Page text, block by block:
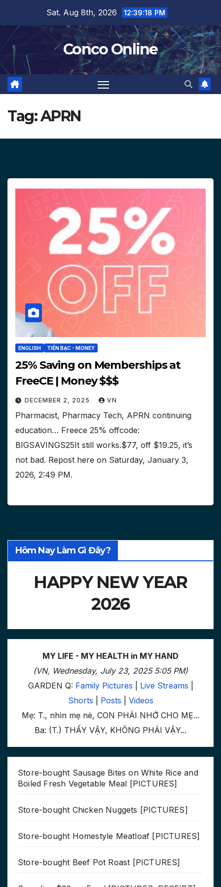
content
Sat. Aug 8th, 2026 12:39:19 PM
Conco Online
Tag:APRN
ENGLISH TIỀN BẠC - MONEY
25% Saving on Memberships at
FreeCE | Money $$$
DECEMBER 2, 2025 VN
Pharmacist, Pharmacy Tech, APRN continuing
education… Freece 25% offcode:
BIGSAVINGS25It still works.$77, off $19.25, it’s
not bad. Repost here on Saturday, January 3,
2026, 2:49 PM.
Hôm Nay Làm Gì Đây?
HAPPY NEW YEAR
2026
MY LIFE - MY HEALTH in MY HAND
(VN, Wednesday, July 23, 2025 5:05 PM)
GARDEN Q: Family Pictures Live Streams
Shorts
Posts
Videos
Mẹ: T., nhìn mẹ nè, CON PHẢI NHỚ CHO MẸ...
Ba: (T.) THẤY VẬY, KHÔNG PHẢI VẬY...
Store-bought Sausage Bites on White Rice and
Boiled Fresh Vegetable Meal [PICTURES]
Store-bought Chicken Nuggets [PICTURES]
Store-bought Homestyle Meatloaf [PICTURES]
Store-bought Beef Pot Roast [PICTURES]